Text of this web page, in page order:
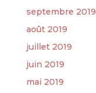
septembre 2019
août 2019
juillet 2019
juin 2019
mai 2019